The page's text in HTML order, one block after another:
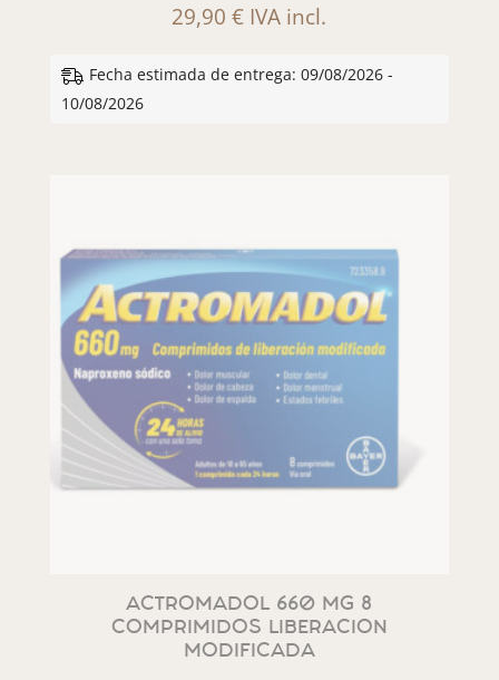
29,90€ IVA incl.
Fecha estimada de entrega: 09/08/2026 -
10/08/2026
ACTROMADOL 660 MG 8
COMPRIMIDOS LIBERACION
MODIFICADA